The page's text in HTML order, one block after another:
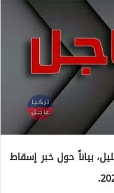
بياناً حول خبر إسقاط